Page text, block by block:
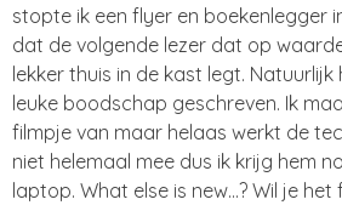
stopte ik een flyer en boekenlegger
dat de volgende lezer dat op
lekker thuis in de kast legt. Natuurlijk
leuke boodschap geschreven. Ik
filmpje van maar helaas werkt de
niet helemaal mee dus ik krijg hem
laptop. What else is new...? Wil je